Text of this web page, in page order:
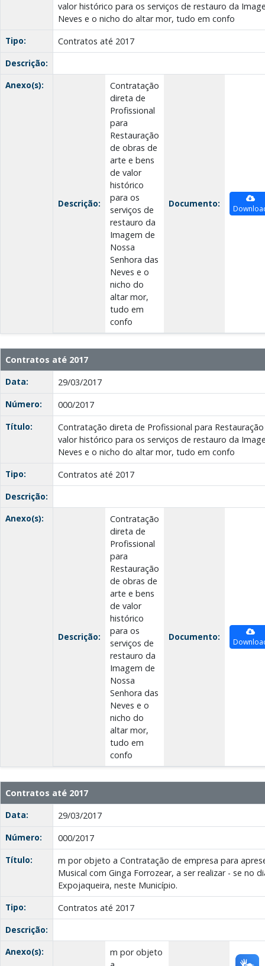
valor histórico para os serviços de restauro da
Neves e o nicho do altar mor, tudo em confo
Tipo:
Contratos até 2017
Descrição:
Anexo(s):
Descrição:
Contratação
direta de
Profissional
para
Restauração
de obras de
arte e bens
de valor
histórico
para os
serviços de
restauro da
Imagem de
Nossa
Senhora das
Neves e o
nicho do
altar mor,
tudo em
confo
Documento:
Contratos até 2017
Data:
29/03/2017
Número:
000/2017
Título:
Contratação direta de Profissional para
valor histórico para os serviços de restauro da
Neves e o nicho do altar mor, tudo em confo
Tipo:
Contratos até 2017
Descrição:
Anexo(s):
Descrição:
Contratação
direta de
Profissional
para
Restauração
de obras de
arte e bens
de valor
histórico
para os
serviços de
restauro da
Imagem de
Nossa
Senhora das
Neves e o
nicho do
altar mor,
tudo em
confo
Documento:
Contratos até 2017
Data:
29/03/2017
Número:
000/2017
Título:
m por objeto a Contratação de empresa para
Musical com Ginga Forrozear, a ser realizar - se no
Expojaqueira, neste Município.
Tipo:
Contratos até 2017
Descrição:
Anexo(s):
m por objeto